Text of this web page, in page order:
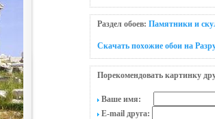
Раздел обоев: Памятники и
Скачать похожие обои на
Порекомендовать картинку
Ваше имя:
E-mail друга: